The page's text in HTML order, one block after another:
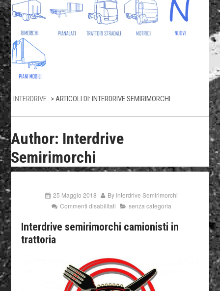
INTERDRIVE > ARTICOLI DI: INTERDRIVE SEMIRIMORCHI
Author: Interdrive
Semirimorchi
25 Maggio 2018 By Interdrive Semirimorchi
Commenti disabilitati
senza categoria
Interdrive semirimorchi camionisti in
trattoria